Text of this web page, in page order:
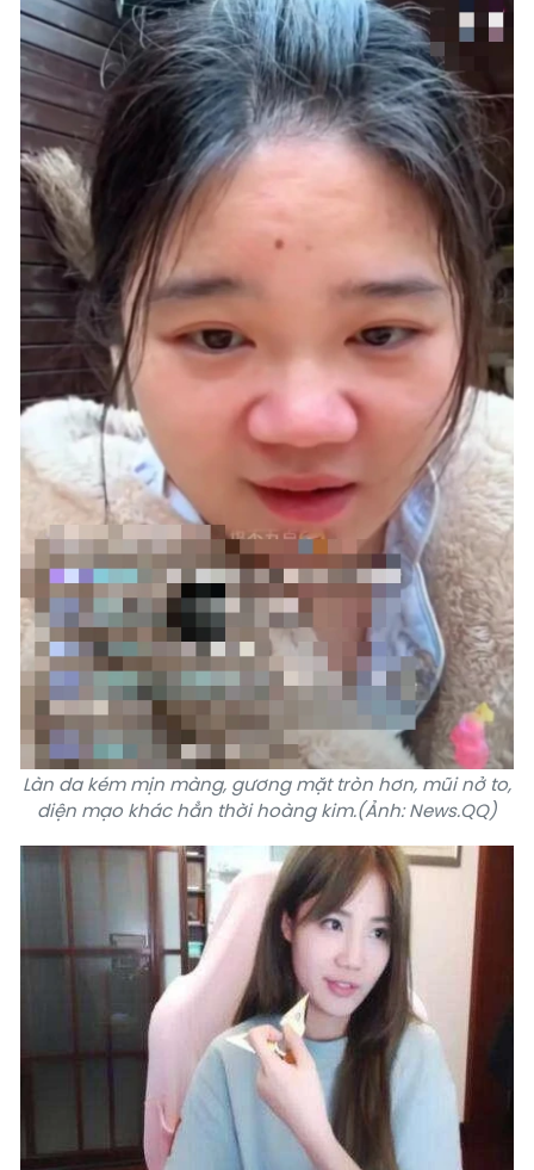
Làn da kém mịn màng, gương mặt tròn hơn, mũi nở to,
diện mạo khác hẳn thời hoàng kim.(Ảnh: News.QQ)